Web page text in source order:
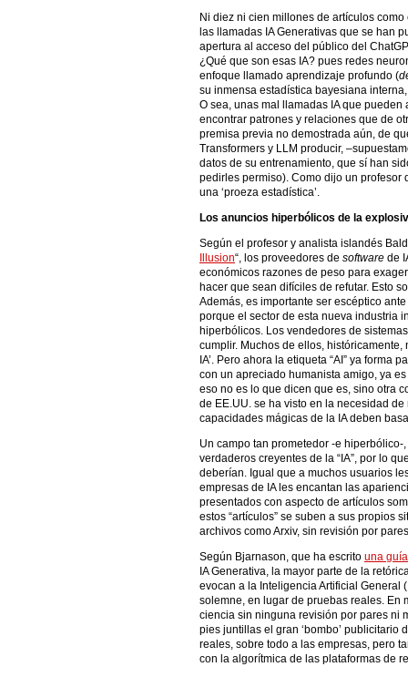
Ni diez ni cien millones de artículos
las llamadas IA Generativas que se han
apertura al acceso del público del
¿Qué que son esas IA? pues redes
enfoque llamado aprendizaje profundo (
su inmensa estadística bayesiana
O sea, unas mal llamadas IA que
encontrar patrones y relaciones que de
premisa previa no demostrada aún, de
Transformers y LLM producir,
datos de su entrenamiento, que sí han
pedirles permiso). Como dijo un profesor
una ‘proeza estadística’.
Los anuncios hiperbólicos de la
Según el profesor y analista islandés
Illusion“, los proveedores de software de
económicos razones de peso para
hacer que sean difíciles de refutar. Esto
Además, es importante ser escéptico
porque el sector de esta nueva industria
hiperbólicos. Los vendedores de
cumplir. Muchos de ellos,
IA’. Pero ahora la etiqueta “AI” ya forma
con un apreciado humanista amigo, ya
eso no es lo que dicen que es, sino otra
de EE.UU. se ha visto en la necesidad
capacidades mágicas de la IA deben
Un campo tan prometedor -e
verdaderos creyentes de la “IA”, por lo
deberían. Igual que a muchos usuarios
empresas de IA les encantan las
presentados con aspecto de artículos
estos “artículos” se suben a sus propios
archivos como Arxiv, sin revisión por
Según Bjarnason, que ha escrito una
IA Generativa, la mayor parte de la
evocan a la Inteligencia Artificial General
solemne, en lugar de pruebas reales. En
ciencia sin ninguna revisión por pares ni
pies juntillas el gran ‘bombo’ publicitario
reales, sobre todo a las empresas, pero
con la algorítmica de las plataformas de